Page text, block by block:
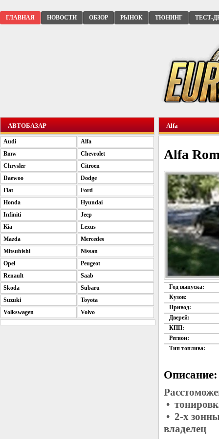
ГЛАВНАЯ НОВОСТИ ОБЗОР РЫНОК ТЮНИНГ ТЕСТ-
Alfa
Alfa
Год выпуска:
Кузов:
Привод:
Дверей:
КПП:
Регион:
Тип топлива:
Описание:
•
• 2-х
владелец
АВТОБАЗАР
Audi
Alfa
Bmw
Chevrolet
Chrysler
Citroen
Daewoo
Dodge
Fiat
Ford
Honda
Hyundai
Infiniti
Jeep
Kia
Lexus
Mazda
Mercedes
Mitsubishi
Nissan
Opel
Peugeot
Renault
Saab
Skoda
Subaru
Suzuki
Toyota
Volkswagen
Volvo